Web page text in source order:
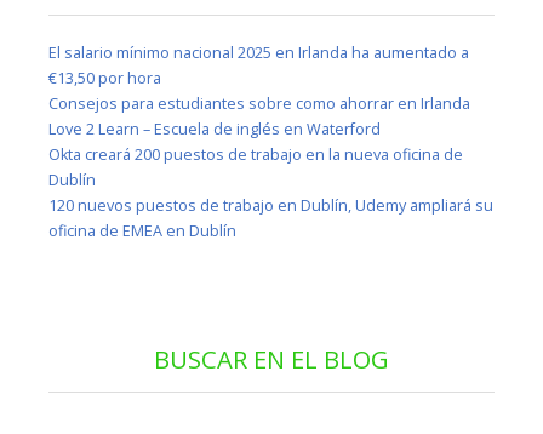
El salario mínimo nacional 2025 en Irlanda ha aumentado a
€13,50 por hora
Consejos para estudiantes sobre como ahorrar en Irlanda
Love 2 Learn – Escuela de inglés en Waterford
Okta creará 200 puestos de trabajo en la nueva oficina de
Dublín
120 nuevos puestos de trabajo en Dublín, Udemy ampliará su
oficina de EMEA en Dublín
BUSCAR EN EL BLOG